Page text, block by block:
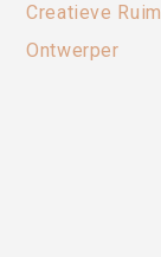
Creatieve
Ontwerper